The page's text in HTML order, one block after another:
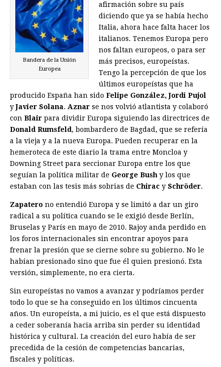
Bandera de la Unión
Europea
afirmación sobre su país
diciendo que ya se había hecho
Italia, ahora hace falta hacer los
italianos. Tenemos Europa pero
nos faltan europeos, o para ser
más precisos, europeístas.
Tengo la percepción de que los
últimos europeístas que ha
producido España han sido Felipe González, Jordi Pujol
yJavier Solana. Aznar se nos volvió atlantista y colaboró
con Blair para dividir Europa siguiendo las directrices de
Donald Rumsfeld, bombardero de Bagdad, que se refería
a la vieja y a la nueva Europa. Pueden recuperar en la
hemeroteca de este diario la trama entre Moncloa y
Downing Street para seccionar Europa entre los que
seguían la política militar de George Bush y los que
estaban con las tesis más sobrias de Chirac y Schröder.
Zapatero no entendió Europa y se limitó a dar un giro
radical a su política cuando se le exigió desde Berlín,
Bruselas y París en mayo de 2010. Rajoy anda perdido en
los foros internacionales sin encontrar apoyos para
frenar la presión que se cierne sobre su gobierno. No le
habían presionado sino que fue él quien presionó. Esta
versión, simplemente, no era cierta.
Sin europeístas no vamos a avanzar y podríamos perder
todo lo que se ha conseguido en los últimos cincuenta
años. Un europeísta, a mi juicio, es el que está dispuesto
a ceder soberanía hacia arriba sin perder su identidad
histórica y cultural. La creación del euro había de ser
precedida de la cesión de competencias bancarias,
fiscales y políticas.